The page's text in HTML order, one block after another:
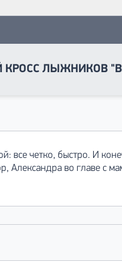
КРОСС ЛЫЖНИКОВ
все четко, быстро. И
Александра во главе с